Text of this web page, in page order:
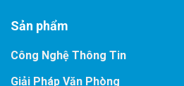
Sản phẩm
Công Nghệ Thông Tin
Giải Pháp Văn Phòng